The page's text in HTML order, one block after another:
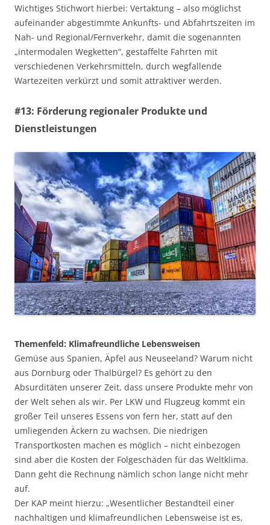
Wichtiges Stichwort hierbei: Vertaktung – also möglichst
aufeinander abgestimmte Ankunfts- und Abfahrtszeiten im
Nah- und Regional/Fernverkehr, damit die sogenannten
„intermodalen Wegketten“, gestaffelte Fahrten mit
verschiedenen Verkehrsmitteln, durch wegfallende
Wartezeiten verkürzt und somit attraktiver werden.
#13: Förderung regionaler Produkte und
Dienstleistungen
Themenfeld: Klimafreundliche Lebensweisen
Gemüse aus Spanien, Äpfel aus Neuseeland? Warum nicht
aus Dornburg oder Thalbürgel? Es gehört zu den
Absurditäten unserer Zeit, dass unsere Produkte mehr von
der Welt sehen als wir. Per LKW und Flugzeug kommt ein
großer Teil unseres Essens von fern her, statt auf den
umliegenden Äckern zu wachsen. Die niedrigen
Transportkosten machen es möglich – nicht einbezogen
sind aber die Kosten der Folgeschäden für das Weltklima.
Dann geht die Rechnung nämlich schon lange nicht mehr
auf.
Der KAP meint hierzu: „Wesentlicher Bestandteil einer
nachhaltigen und klimafreundlichen Lebensweise ist es,